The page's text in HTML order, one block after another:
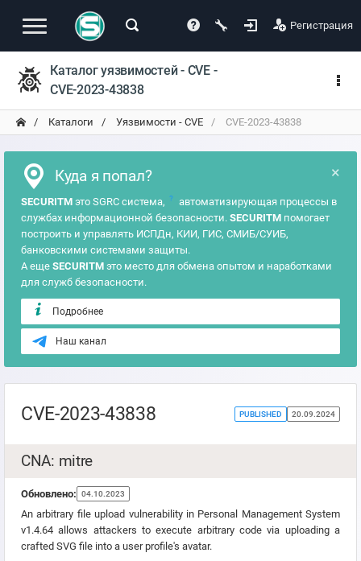
Регистрация
Каталог уязвимостей - CVE -
CVE-2023-43838
Каталоги Уязвимости - CVE CVE-2023-43838
×
Куда я попал?
SECURITM это SGRC система, ?
автоматизирующая процессы в
службах информационной безопасности. SECURITM помогает
построить и управлять ИСПДн, КИИ, ГИС, СМИБ/СУИБ,
банковскими системами защиты.
А еще SECURITM это место для обмена опытом и наработками
для служб безопасности.
Подробнее
Наш канал
CVE-2023-43838 PUBLISHED 20.09.2024
CNA: mitre
Обновлено: 04.10.2023
An arbitrary file upload vulnerability in Personal Management System
v1.4.64 allows attackers to execute arbitrary code via uploading a
crafted SVG file into a user profile's avatar.